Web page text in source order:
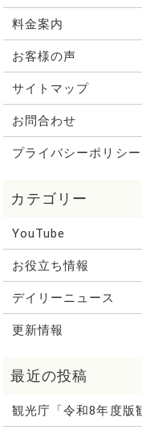
料金案内
お客様の声
サイトマップ
お問合わせ
プライバシーポリシー
YouTube
お役立ち情報
デイリーニュース
更新情報
観光庁「令和8年度版